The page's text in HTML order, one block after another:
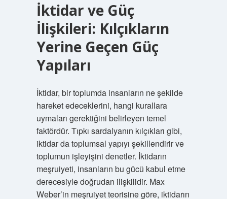
İktidar ve Güç
İlişkileri: Kılçıkların
Yerine Geçen Güç
Yapıları
İktidar, bir toplumda insanların ne şekilde
hareket edeceklerini, hangi kurallara
uymaları gerektiğini belirleyen temel
faktördür. Tıpkı sardalyanın kılçıkları gibi,
iktidar da toplumsal yapıyı şekillendirir ve
toplumun işleyişini denetler. İktidarın
meşruiyeti, insanların bu gücü kabul etme
derecesiyle doğrudan ilişkilidir. Max
Weber’in meşruiyet teorisine göre, iktidarın